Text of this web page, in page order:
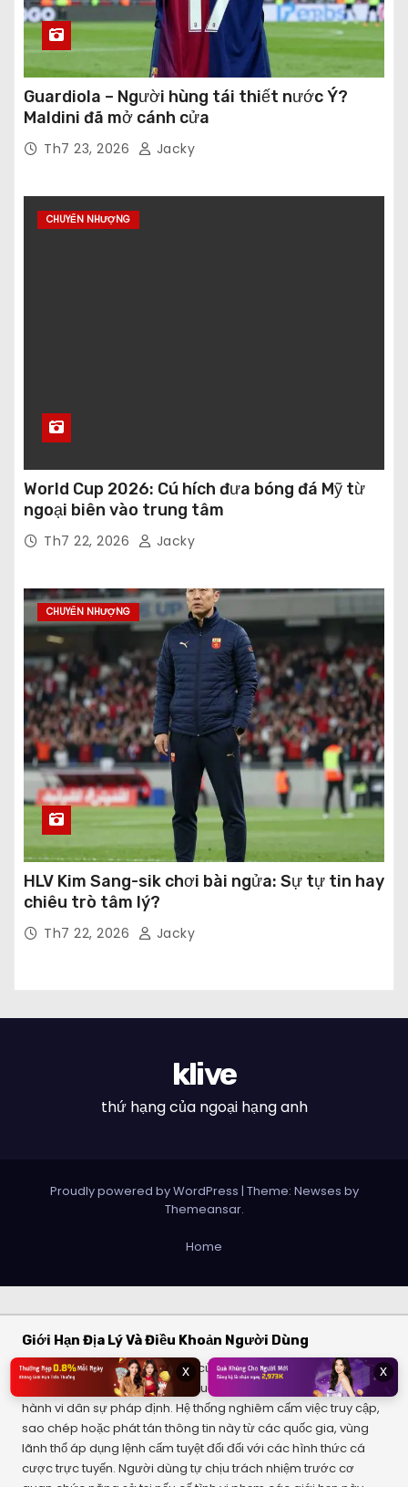
Guardiola – Người hùng tái thiết nước Ý?
Maldini đã mở cánh cửa
Th7 23, 2026 Jacky
CHUYỂN NHƯỢNG
World Cup 2026: Cú hích đưa bóng đá Mỹ từ
ngoại biên vào trung tâm
Th7 22, 2026 Jacky
CHUYỂN NHƯỢNG
HLV Kim Sang-sik chơi bài ngửa: Sự tự tin hay
chiêu trò tâm lý?
Th7 22, 2026 Jacky
klive
thứ hạng của ngoại hạng anh
Proudly powered by WordPress | Theme: Newses by
Themeansar.
Home
Giới Hạn Địa Lý Và Điều Khoản Người Dùng
Dịch vụ và các bộ lọc thông số của chúng tôi chỉ cung cấp cho
đối tượng người dùng từ đủ 18 tuổi trở lên, có đầy đủ năng lực
hành vi dân sự pháp định. Hệ thống nghiêm cấm việc truy cập,
sao chép hoặc phát tán thông tin này từ các quốc gia, vùng
lãnh thổ áp dụng lệnh cấm tuyệt đối đối với các hình thức cá
cược trực tuyến. Người dùng tự chịu trách nhiệm trước cơ
x x